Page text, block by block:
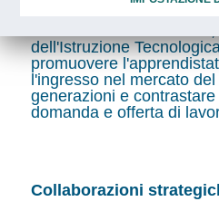
dell'Istruzione
promuovere
l'ingresso nel mercato
generazioni e
domanda e offerta di
Collaborazioni